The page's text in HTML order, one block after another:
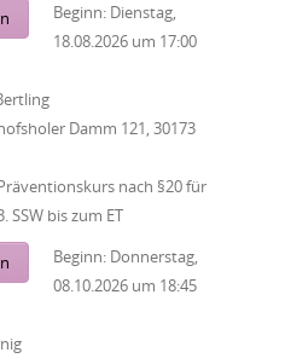
Beginn: Dienstag,
18.08.2026 um 17:00
Damm 121, 30173
nach §20 für
SSW bis zum ET
Beginn: Donnerstag,
08.10.2026 um 18:45